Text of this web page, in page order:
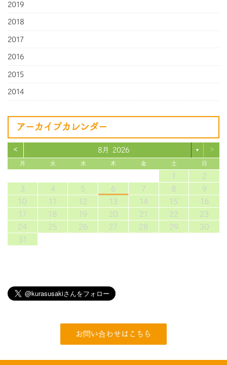
2019
2018
2017
2016
2015
2014
アーカイブカレンダー
< 8月 2026 ▼ >
月 火 水 木 金 土 日
1
2
3
4 5 6 7 8
9
10
11 12 13 14 15
16
17
18 19 20 21 22
23
24
25 26 27 28 29
30
31
お問い合わせはこちら